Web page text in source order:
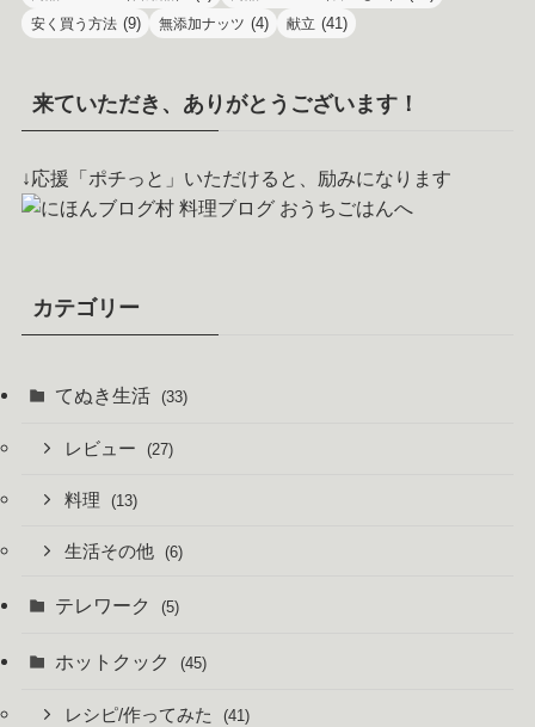
安く買う方法 (9) 無添加ナッツ (4) 献立 (41)
来ていただき、ありがとうございます！
↓応援「ポチっと」いただけると、励みになります
カテゴリー
てぬき生活 (33)
レビュー (27)
料理 (13)
生活その他 (6)
テレワーク (5)
ホットクック (45)
レシピ/作ってみた (41)